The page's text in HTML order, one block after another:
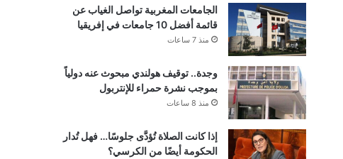
الجامعات المغربية تواصل الغياب عن
قائمة أفضل 10 جامعات في إفريقيا
منذ 7 ساعات
وجدة.. توقيف هولندي مبحوث عنه دولياً
بموجب نشرة حمراء للإنتربول
منذ 8 ساعات
إذا كانت الصلاة تُؤدَّى جلوسًا… فهل تُدار
الحكومة أيضًا من الكرسي؟